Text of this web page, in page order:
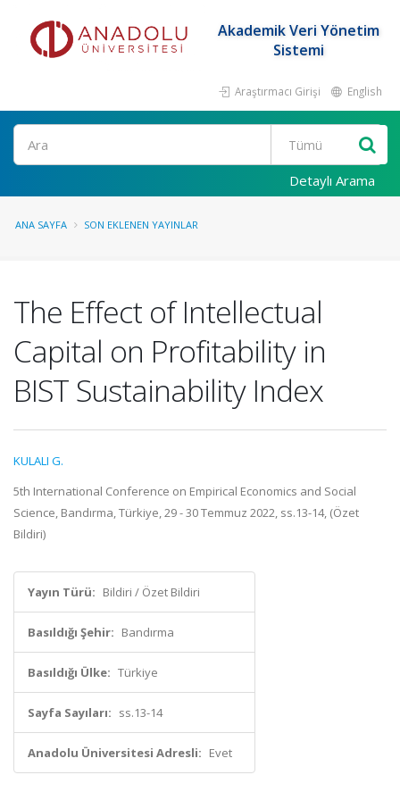
Akademik Veri Yönetim
Sistemi
Araştırmacı Girişi English
Ara
Detaylı Arama
ANA SAYFA SON EKLENEN YAYINLAR
The Effect of Intellectual
Capital on Profitability in
BIST Sustainability Index
KULALI G.
5th International Conference on Empirical Economics and Social
Science, Bandırma, Türkiye, 29 - 30 Temmuz 2022, ss.13-14, (Özet
Bildiri)
Yayın Türü: Bildiri / Özet Bildiri
Basıldığı Şehir: Bandırma
Basıldığı Ülke: Türkiye
Sayfa Sayıları: ss.13-14
Anadolu Üniversitesi Adresli: Evet